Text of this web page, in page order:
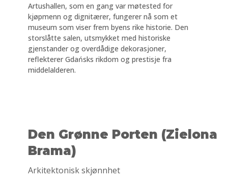
Artushallen, som en gang var møtested for
kjøpmenn og dignitærer, fungerer nå som et
museum som viser frem byens rike historie. Den
storslåtte salen, utsmykket med historiske
gjenstander og overdådige dekorasjoner,
reflekterer Gdańsks rikdom og prestisje fra
middelalderen.
Den Grønne Porten (Zielona
Brama)
Arkitektonisk skjønnhet